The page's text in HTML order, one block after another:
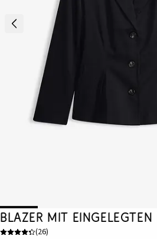
Blazer mit eingelegten
(26)